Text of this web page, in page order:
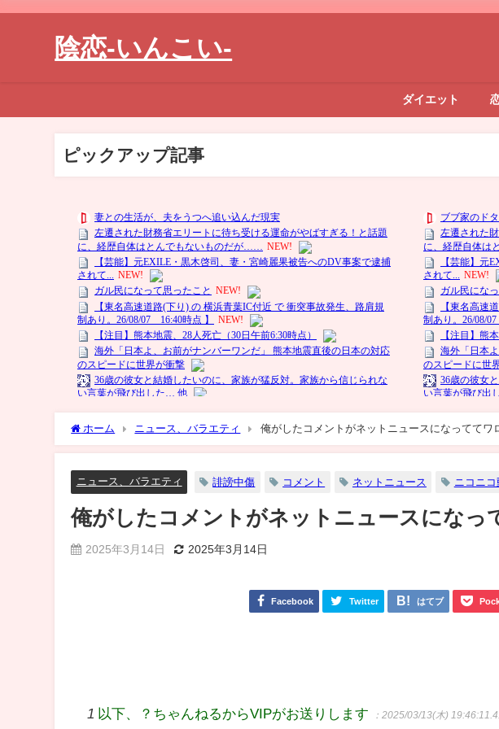
陰恋-いんこい-
ダイエット
ピックアップ記事
ホーム ニュース、バラエティ 俺がしたコメントがネットニュースになっててワ
ニュース、バラエティ 誹謗中傷 コメント ネットニュース ニコニコ
俺がしたコメントがネットニュースになっ
2025年3月14日 2025年3月14日
Facebook Twitter はてブ
1 以下、？ちゃんねるからVIPがお送りします ：2025/03/13(木)